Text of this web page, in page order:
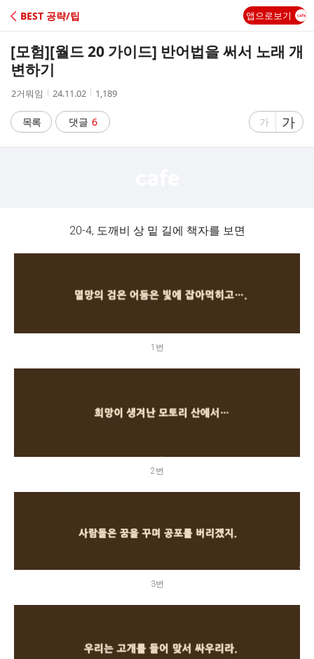
C
A
BEST 공략/팁 앱으로보기
[모험][월드 20 가이드] 반어법을 써서 노래 개
변하기
작
자
2거뭐임
작
시
간
24.11.02
조
수
1,189
목록 댓글 6
글
가
글
자
가
20-4, 도깨비 상 밑 길에 책자를 보면
1번
2번
3번